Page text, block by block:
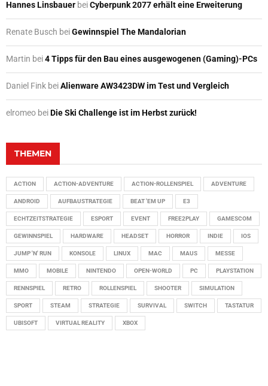
Hannes Linsbauer beiCyberpunk 2077 erhält eine Erweiterung
Renate Busch beiGewinnspiel The Mandalorian
Martin bei4 Tipps für den Bau eines ausgewogenen (Gaming)-PCs
Daniel Fink beiAlienware AW3423DW im Test und Vergleich
elromeo beiDie Ski Challenge ist im Herbst zurück!
THEMEN
ACTION ACTION-ADVENTURE ACTION-ROLLENSPIEL ADVENTURE
ANDROID AUFBAUSTRATEGIE BEAT 'EM UP E3
ECHTZEITSTRATEGIE ESPORT EVENT FREE2PLAY GAMESCOM
GEWINNSPIEL HARDWARE HEADSET HORROR INDIE IOS
JUMP 'N' RUN KONSOLE LINUX MAC MAUS MESSE
MMO MOBILE NINTENDO OPEN-WORLD PC PLAYSTATION
RENNSPIEL RETRO ROLLENSPIEL SHOOTER SIMULATION
SPORT STEAM STRATEGIE SURVIVAL SWITCH TASTATUR
UBISOFT VIRTUAL REALITY XBOX